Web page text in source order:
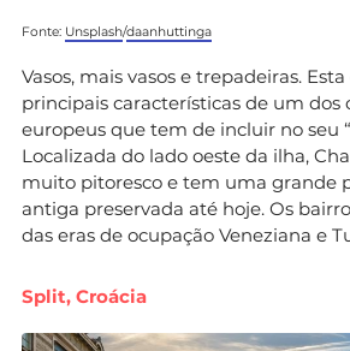
Fonte: Unsplash/daanhuttinga
Vasos, mais vasos e trepadeiras.
principais características de um dos
europeus que tem de incluir no seu “
Localizada do lado oeste da ilha,
muito pitoresco e tem uma grande
antiga preservada até hoje. Os
das eras de ocupação Veneziana e
Split, Croácia